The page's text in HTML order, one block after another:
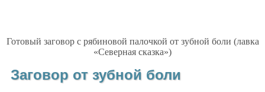
Готовый заговор с рябиновой палочкой от зубной боли (лавка
«Северная сказка»)
Заговор от зубной боли